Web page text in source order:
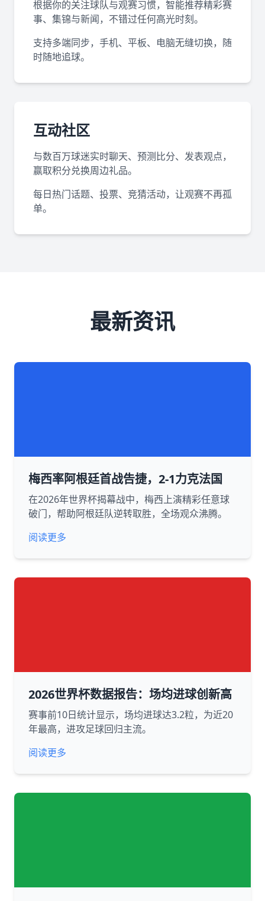
根据你的关注球队与观赛习惯，智能推荐精彩赛
事、集锦与新闻，不错过任何高光时刻。
支持多端同步，手机、平板、电脑无缝切换，随
时随地追球。
互动社区
与数百万球迷实时聊天、预测比分、发表观点，
赢取积分兑换周边礼品。
每日热门话题、投票、竞猜活动，让观赛不再孤
单。
最新资讯
梅西率阿根廷首战告捷，2-1力克法国
在2026年世界杯揭幕战中，梅西上演精彩任意球
破门，帮助阿根廷队逆转取胜，全场观众沸腾。
阅读更多
2026世界杯数据报告：场均进球创新高
赛事前10日统计显示，场均进球达3.2粒，为近20
年最高，进攻足球回归主流。
阅读更多